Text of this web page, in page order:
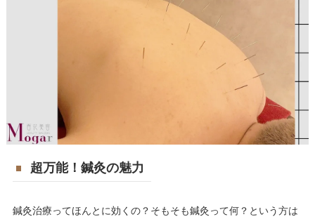
超万能！鍼灸の魅力
鍼灸治療ってほんとに効くの？そもそも鍼灸って何？という方は